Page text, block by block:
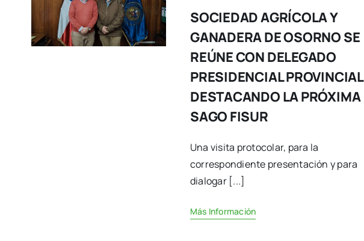
SOCIEDAD AGRÍCOLA Y
GANADERA DE OSORNO SE
REÚNE CON DELEGADO
PRESIDENCIAL PROVINCIAL
DESTACANDO LA PRÓXIMA
SAGO FISUR
Una visita protocolar, para la
correspondiente presentación y para
dialogar [...]
Más Información